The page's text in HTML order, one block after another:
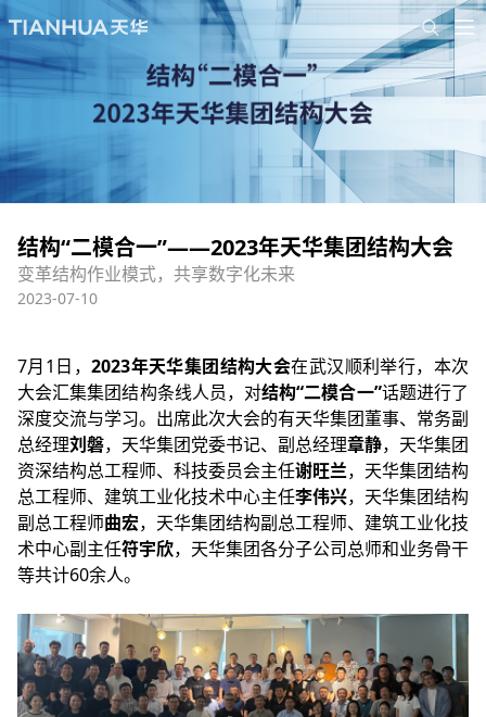
结构“二模合一”——2023年天华集团结构大会
变革结构作业模式，共享数字化未来
2023-07-10
7月1日，2023年天华集团结构大会在武汉顺利举行，本次
大会汇集集团结构条线人员，对结构“二模合一”话题进行了
深度交流与学习。出席此次大会的有天华集团董事、常务副
总经理刘磐，天华集团党委书记、副总经理章静，天华集团
资深结构总工程师、 科技委员会主任谢旺兰，天华集团结构
总工程师、 建筑工业化技术中心主任李伟兴，天华集团结构
副总工程师曲宏，天华集团结构副总工程师、 建筑工业化技
术中心副主任符宇欣，天华集团各分子公司总师和业务骨干
等共计60余人。